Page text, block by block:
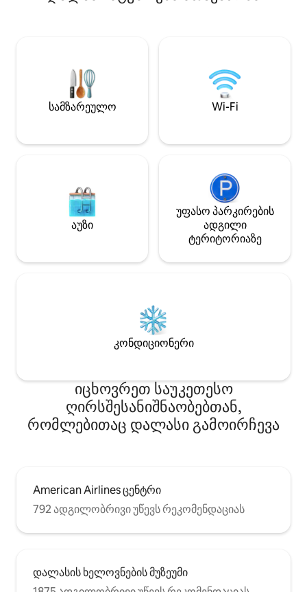
კორნ‑ჰოული და გრილია. დატკბით
რომელიც ოპტიმალურია
დისტანციური მუშაობისთვის.
პოპულარული
ბიშოპ‑არტს‑დისტრიქტი მხოლოდ
რაიონი — 10 წუთის სავალზე, ხოლო
ქალაქის ცენტრი და აპტაუნი —
ამ
საუკეთესო
სიახლოვით,
ჯო‑პულ‑ლეიკი,
სახელმწიფო
20 წუთის
სამზარეულო Wi-Fi
აუზი
უფასო პარკირების
ადგილი
ტერიტორიაზე
კონდიციონერი
იცხოვრეთ საუკეთესო
ღირსშესანიშნაობებთან,
რომლებითაც დალასი გამოირჩევა
American Airlines ცენტრი
792 ადგილობრივი უწევს რეკომენდაციას
დალასის ხელოვნების მუზეუმი